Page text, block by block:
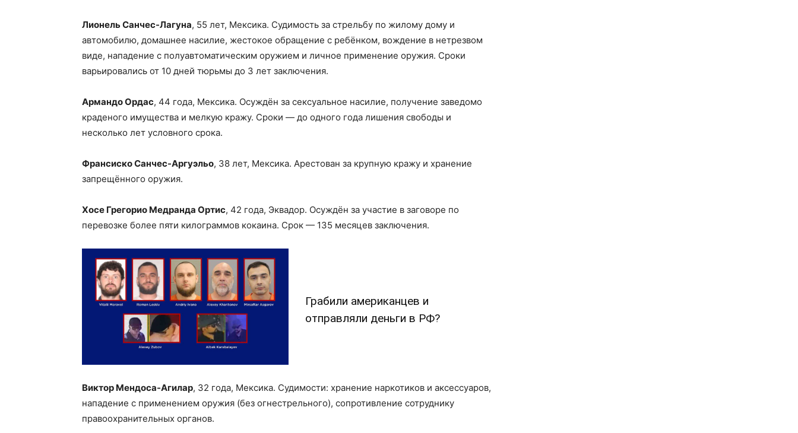
Лионель Санчес-Лагуна, 55 лет, Мексика. Судимость за стрельбу по жилому дому и
автомобилю, домашнее насилие, жестокое обращение с ребёнком, вождение в нетрезвом
виде, нападение с полуавтоматическим оружием и личное применение оружия. Сроки
варьировались от 10 дней тюрьмы до 3 лет заключения.
Армандо Ордас, 44 года, Мексика. Осуждён за сексуальное насилие, получение заведомо
краденого имущества и мелкую кражу. Сроки — до одного года лишения свободы и
несколько лет условного срока.
Франсиско Санчес-Аргуэльо, 38 лет, Мексика. Арестован за крупную кражу и хранение
запрещённого оружия.
Хосе Грегорио Медранда Ортис, 42 года, Эквадор. Осуждён за участие в заговоре по
перевозке более пяти килограммов кокаина. Срок — 135 месяцев заключения.
Грабили американцев и
отправляли деньги в РФ?
Виктор Мендоса-Агилар, 32 года, Мексика. Судимости: хранение наркотиков и аксессуаров,
нападение с применением оружия (без огнестрельного), сопротивление сотруднику
правоохранительных органов.